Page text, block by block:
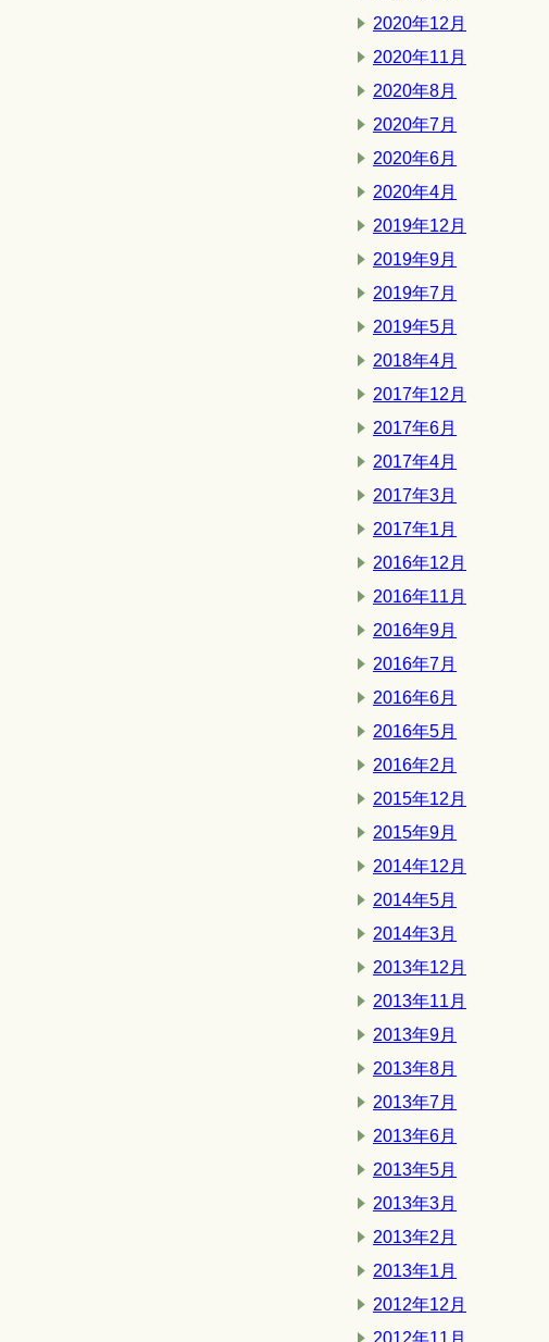
2020年12月
2020年11月
2020年8月
2020年7月
2020年6月
2020年4月
2019年12月
2019年9月
2019年7月
2019年5月
2018年4月
2017年12月
2017年6月
2017年4月
2017年3月
2017年1月
2016年12月
2016年11月
2016年9月
2016年7月
2016年6月
2016年5月
2016年2月
2015年12月
2015年9月
2014年12月
2014年5月
2014年3月
2013年12月
2013年11月
2013年9月
2013年8月
2013年7月
2013年6月
2013年5月
2013年3月
2013年2月
2013年1月
2012年12月
2012年11月